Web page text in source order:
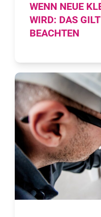
WENN NEUE
WIRD: DAS
BEACHTEN